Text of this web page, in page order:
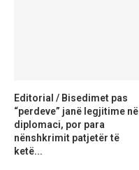
Editorial / Bisedimet pas
“perdeve” janë legjitime në
diplomaci, por para
nënshkrimit patjetër të
ketë...